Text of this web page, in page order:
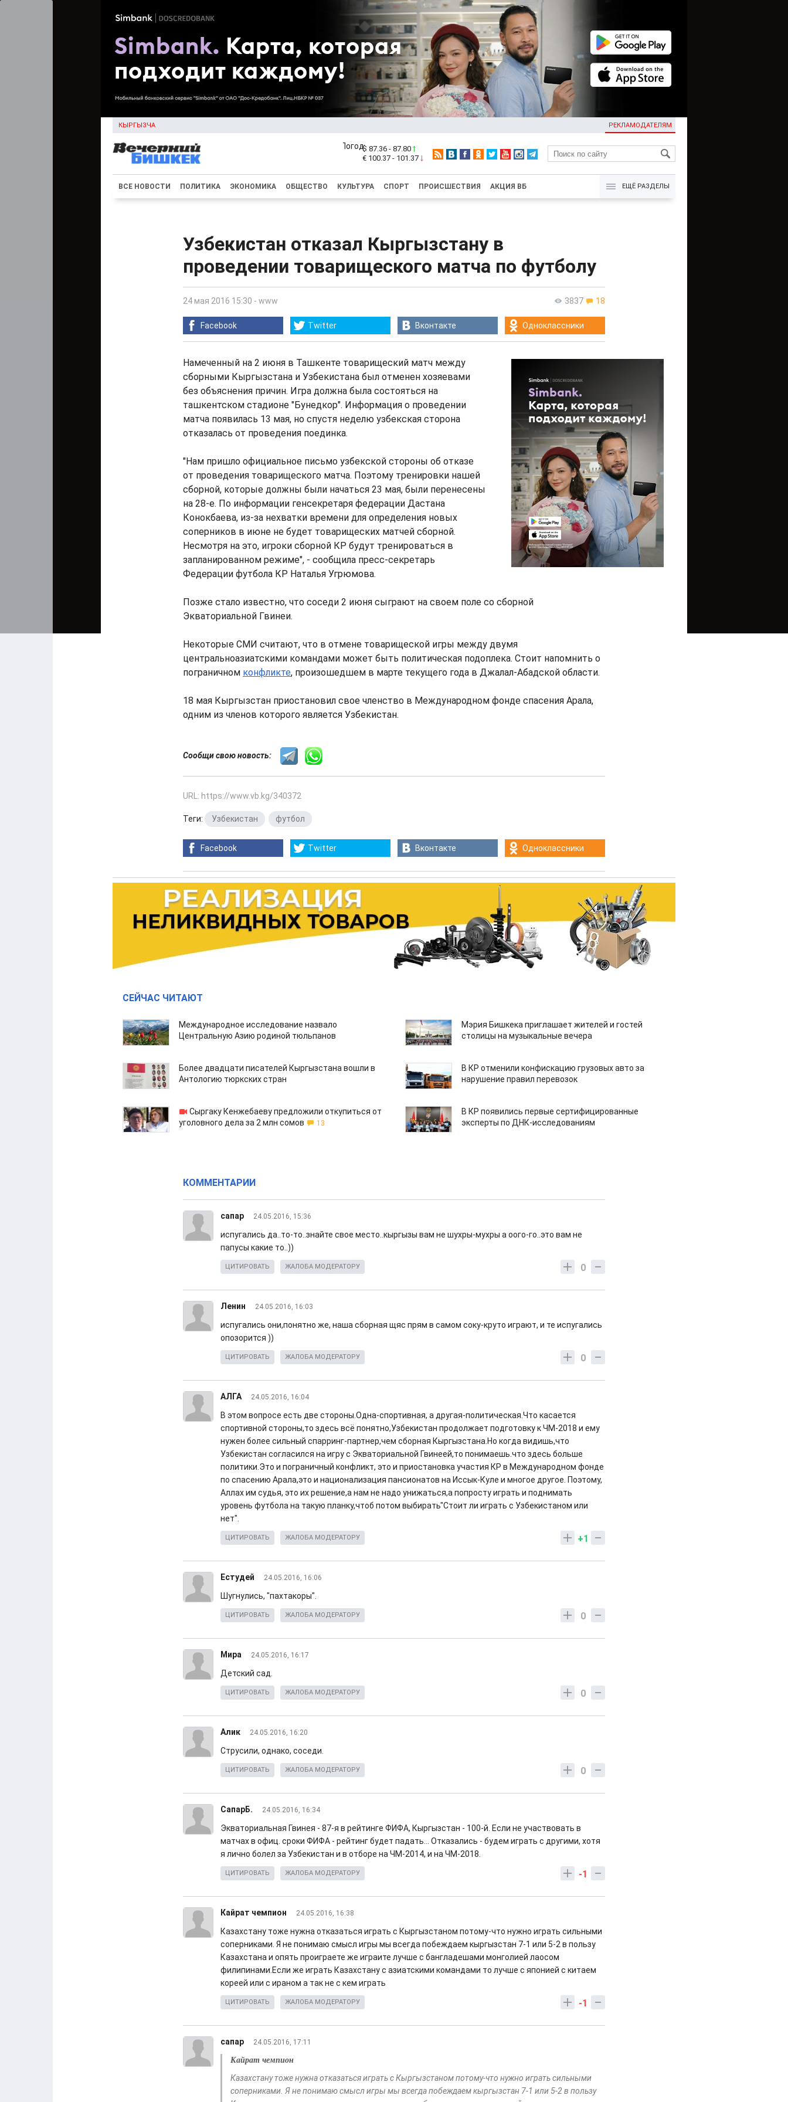
КЫРГЫЗЧА РЕКЛАМОДАТЕЛЯМ
KG
$ 87.36 - 87.80
€ 100.37 - 101.37
ВСЕ НОВОСТИ ПОЛИТИКА ЭКОНОМИКА ОБЩЕСТВО КУЛЬТУРА СПОРТ ПРОИСШЕСТВИЯ АКЦИЯ ВБ ЕЩЁ РАЗДЕЛЫ
Узбекистан отказал Кыргызстану в
проведении товарищеского матча по футболу
3837 18
24 мая 2016 15:30 - www
Facebook Twitter Вконтакте Одноклассники
Намеченный на 2 июня в Ташкенте товарищеский матч между
сборными Кыргызстана и Узбекистана был отменен хозяевами
без объяснения причин. Игра должна была состояться на
ташкентском стадионе "Бунедкор". Информация о проведении
матча появилась 13 мая, но спустя неделю узбекская сторона
отказалась от проведения поединка.
"Нам пришло официальное письмо узбекской стороны об отказе
от проведения товарищеского матча. Поэтому тренировки нашей
сборной, которые должны были начаться 23 мая, были перенесены
на 28-е. По информации генсекретаря федерации Дастана
Конокбаева, из-за нехватки времени для определения новых
соперников в июне не будет товарищеских матчей сборной.
Несмотря на это, игроки сборной КР будут тренироваться в
запланированном режиме", - сообщила пресс-секретарь
Федерации футбола КР Наталья Угрюмова.
Позже стало известно, что соседи 2 июня сыграют на своем поле со сборной
Экваториальной Гвинеи.
Некоторые СМИ считают, что в отмене товарищеской игры между двумя
центральноазиатскими командами может быть политическая подоплека. Стоит напомнить о
пограничном конфликте, произошедшем в марте текущего года в Джалал-Абадской области.
18 мая Кыргызстан приостановил свое членство в Международном фонде спасения Арала,
одним из членов которого является Узбекистан.
Сообщи свою новость:
URL: https://www.vb.kg/340372
Теги: Узбекистан футбол
Facebook Twitter Вконтакте Одноклассники
СЕЙЧАС ЧИТАЮТ
Международное исследование назвало
Центральную Азию родиной тюльпанов
Мэрия Бишкека приглашает жителей и гостей
столицы на музыкальные вечера
Более двадцати писателей Кыргызстана вошли в
Антологию тюркских стран
В КР отменили конфискацию грузовых авто за
нарушение правил перевозок
Сыргаку Кенжебаеву предложили откупиться от
уголовного дела за 2 млн сомов
13
В КР появились первые сертифицированные
эксперты по ДНК-исследованиям
КОММЕНТАРИИ
сапар 24.05.2016, 15:36
испугались да..то-то..знайте свое место..кыргызы вам не шухры-мухры а оого-го..это вам не
папусы какие то..))
0
ЦИТИРОВАТЬ ЖАЛОБА МОДЕРАТОРУ
Ленин 24.05.2016, 16:03
испугались они,понятно же, наша сборная щяс прям в самом соку-круто играют, и те испугались
опозорится ))
0
ЦИТИРОВАТЬ ЖАЛОБА МОДЕРАТОРУ
АЛГА 24.05.2016, 16:04
В этом вопросе есть две стороны.Одна-спортивная, а другая-политическая.Что касается
спортивной стороны,то здесь всё понятно,Узбекистан продолжает подготовку к ЧМ-2018 и ему
нужен более сильный спарринг-партнер,чем сборная Кыргызстана.Но когда видишь,что
Узбекистан согласился на игру с Экваториальной Гвинеей,то понимаешь.что здесь больше
политики.Это и пограничный конфликт, это и приостановка участия КР в Международном фонде
по спасению Арала,это и национализация пансионатов на Иссык-Куле и многое другое. Поэтому,
Аллах им судья, это их решение,а нам не надо унижаться,а попросту играть и поднимать
уровень футбола на такую планку,чтоб потом выбирать"Стоит ли играть с Узбекистаном или
нет".
+1
ЦИТИРОВАТЬ ЖАЛОБА МОДЕРАТОРУ
Естудей 24.05.2016, 16:06
Шугнулись, "пахтакоры".
0
ЦИТИРОВАТЬ ЖАЛОБА МОДЕРАТОРУ
Мира 24.05.2016, 16:17
Детский сад.
0
ЦИТИРОВАТЬ ЖАЛОБА МОДЕРАТОРУ
Алик 24.05.2016, 16:20
Струсили, однако, соседи.
0
ЦИТИРОВАТЬ ЖАЛОБА МОДЕРАТОРУ
СапарБ. 24.05.2016, 16:34
Экваториальная Гвинея - 87-я в рейтинге ФИФА, Кыргызстан - 100-й. Если не участвовать в
матчах в офиц. сроки ФИФА - рейтинг будет падать... Отказались - будем играть с другими, хотя
я лично болел за Узбекистан и в отборе на ЧМ-2014, и на ЧМ-2018.
-1
ЦИТИРОВАТЬ ЖАЛОБА МОДЕРАТОРУ
Кайрат чемпион 24.05.2016, 16:38
Казахстану тоже нужна отказаться играть с Кыргызстаном потому-что нужно играть сильными
соперниками. Я не понимаю смысл игры мы всегда побеждаем кыргызстан 7-1 или 5-2 в пользу
Казахстана и опять проиграете же играите лучше с бангладешами монголией лаосом
филипинами.Если же играть Казахстану с азиатскими командами то лучше с японией с китаем
кореей или с ираном а так не с кем играть
-1
ЦИТИРОВАТЬ ЖАЛОБА МОДЕРАТОРУ
сапар 24.05.2016, 17:11
Кайрат чемпион
Казахстану тоже нужна отказаться играть с Кыргызстаном потому-что нужно играть сильными
соперниками. Я не понимаю смысл игры мы всегда побеждаем кыргызстан 7-1 или 5-2 в пользу